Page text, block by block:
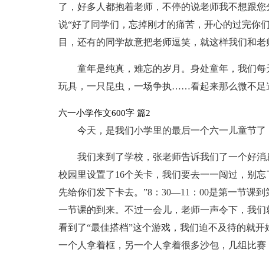
了，好多人都抱着老师，不停的说老师我不想跟
说“好了同学们，忘掉刚才的痛苦，开心的过完你
目，还有的同学故意把老师逗笑，就这样我们和
童年是纯真，难忘的岁月。身处童年，我们
玩具，一只昆虫，一场争执……看起来那么微不足
六一小学作文600字 篇2
今天，是我们小学里的最后一个六一儿童节
我们来到了学校，张老师告诉我们了一个好
校园里设置了16个关卡，我们要去一一闯过，别
先给你们发下卡去。”8：30—11：00是第一节课
一节课的到来。不过一会儿，老师一声令下，我
看到了“最佳搭档”这个游戏，我们迫不及待的就
一个人拿着框，另一个人拿着很多沙包，几组比